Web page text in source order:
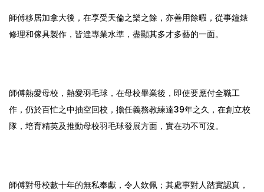
師傅移居加拿大後，在享受天倫之樂之餘，亦善用餘暇，從事鐘錶
修理和傢具製作，皆達專業水準，盡顯其多才多藝的一面。
師傅熱愛母校，熱愛羽毛球，在母校畢業後，即使要應付全職工
作，仍於百忙之中抽空回校，擔任義務教練達39年之久，在創立校
隊，培育精英及推動母校羽毛球發展方面，實在功不可沒。
師傅對母校數十年的無私奉獻，令人欽佩；其處事對人踏實認真，